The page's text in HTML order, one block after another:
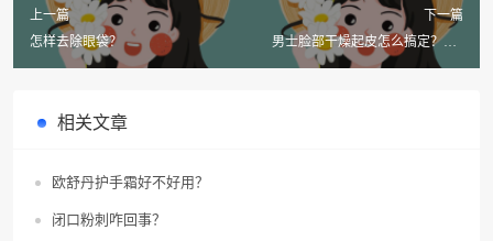
上一篇
怎样去除眼袋？
下一篇
男士脸部干燥起皮怎么搞定？有6
种方法？
相关文章
欧舒丹护手霜好不好用？
闭口粉刺咋回事？